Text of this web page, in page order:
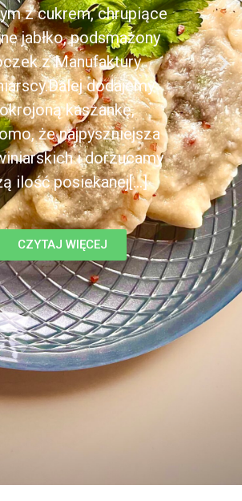
z cukrem, chrupiące
jabłko, podsmażony
z Manufaktury
dodajemy
kaszankę,
że najpyszniejsza
i dorzucamy
ilość posiekanej[...]
CZYTAJ WIĘCEJ